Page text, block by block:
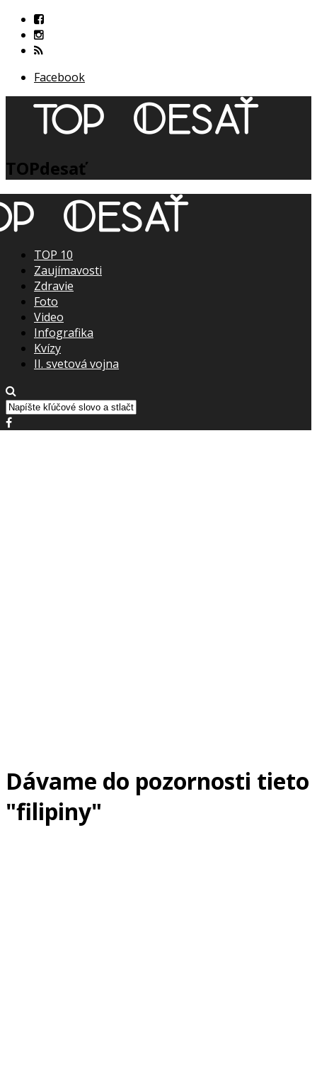
Facebook
TOPdesať
TOP 10
Zaujímavosti
Zdravie
Foto
Video
Infografika
Kvízy
II. svetová vojna
Dávame do pozornosti tieto
"filipiny"